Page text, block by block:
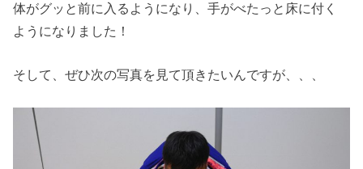
体がグッと前に入るようになり、手がべたっと床に付く
ようになりました！
そして、ぜひ次の写真を見て頂きたいんですが、、、